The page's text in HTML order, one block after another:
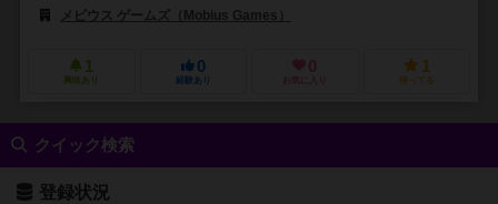
メビウス ゲームズ（Mobius Games）
1
興味あり
0
経験あり
0
お気に入り
1
持ってる
クイック検索
登録状況